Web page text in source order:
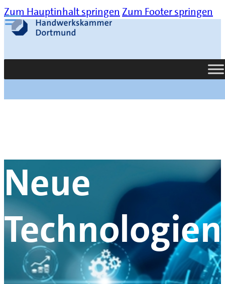
Zum Hauptinhalt springen Zum Footer springen
Suche
Neue
Technologien